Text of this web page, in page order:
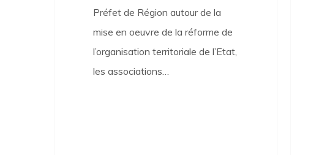
Préfet de Région autour de la
mise en oeuvre de la réforme de
l’organisation territoriale de l’Etat,
les associations…